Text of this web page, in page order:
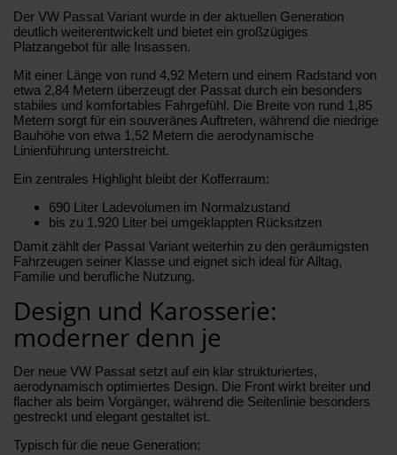
Der VW Passat Variant wurde in der aktuellen Generation
deutlich weiterentwickelt und bietet ein großzügiges
Platzangebot für alle Insassen.
Mit einer Länge von rund 4,92 Metern und einem Radstand von
etwa 2,84 Metern überzeugt der Passat durch ein besonders
stabiles und komfortables Fahrgefühl. Die Breite von rund 1,85
Metern sorgt für ein souveränes Auftreten, während die niedrige
Bauhöhe von etwa 1,52 Metern die aerodynamische
Linienführung unterstreicht.
Ein zentrales Highlight bleibt der Kofferraum:
690 Liter Ladevolumen im Normalzustand
bis zu 1.920 Liter bei umgeklappten Rücksitzen
Damit zählt der Passat Variant weiterhin zu den geräumigsten
Fahrzeugen seiner Klasse und eignet sich ideal für Alltag,
Familie und berufliche Nutzung.
Design und Karosserie:
moderner denn je
Der neue VW Passat setzt auf ein klar strukturiertes,
aerodynamisch optimiertes Design. Die Front wirkt breiter und
flacher als beim Vorgänger, während die Seitenlinie besonders
gestreckt und elegant gestaltet ist.
Typisch für die neue Generation: